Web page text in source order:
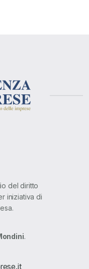
del diritto
iniziativa di
.